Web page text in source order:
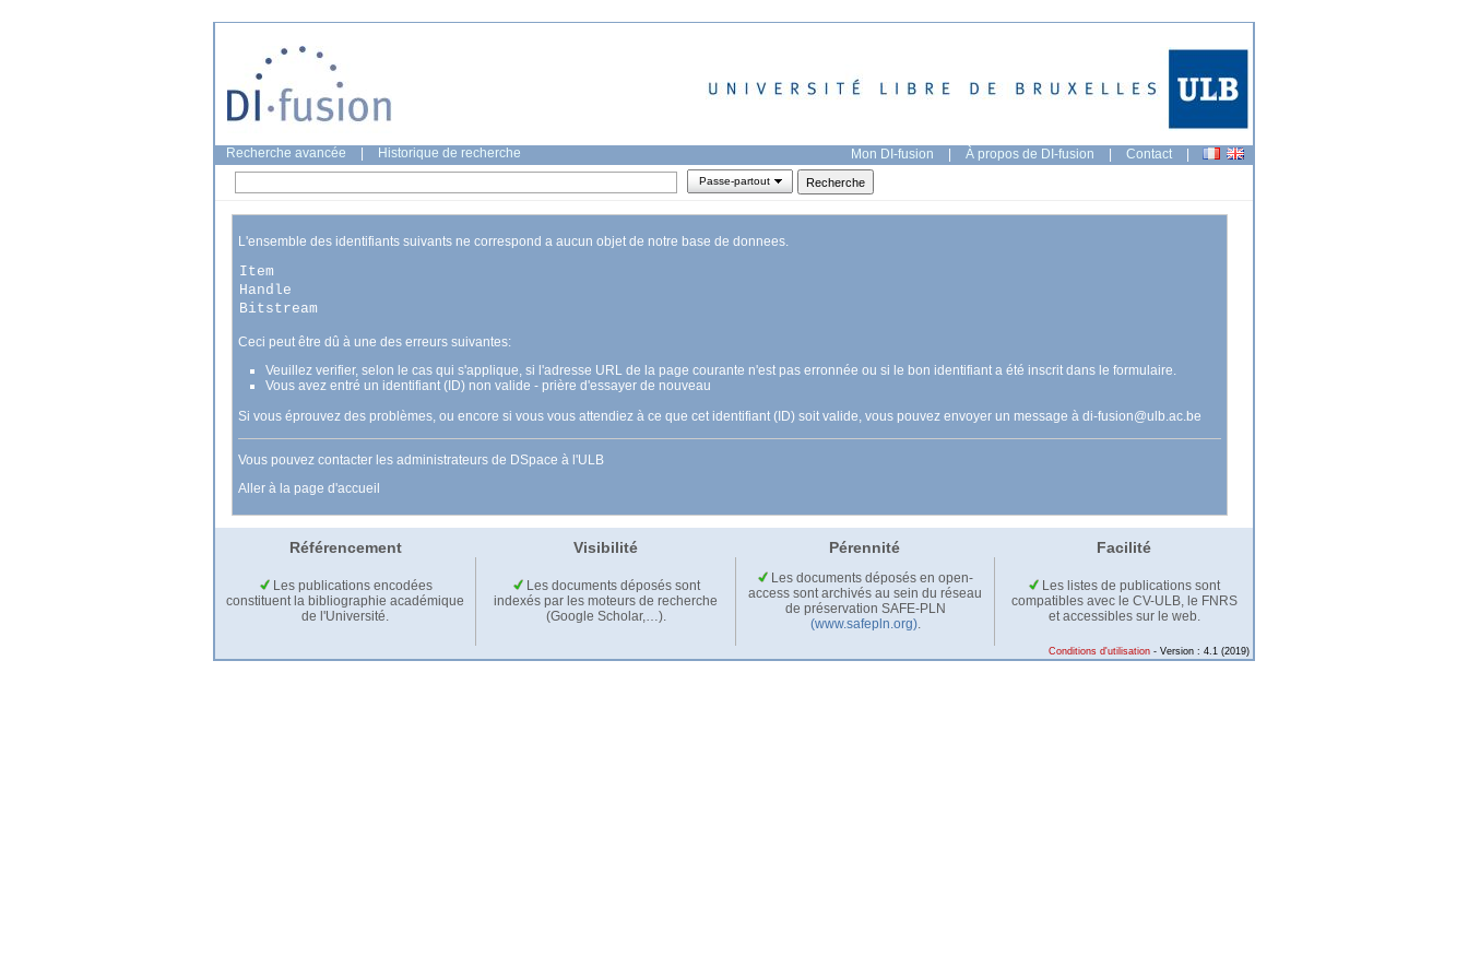
Recherche avancée Historique de recherche Mon DI-fusion | À propos de DI-fusion | Contact |
Passe-partout
L'ensemble des identifiants suivants ne correspond a aucun objet de notre base de donnees.
Item
Handle
Bitstream
Ceci peut être dû à une des erreurs suivantes:
Veuillez verifier, selon le cas qui s'applique, si l'adresse URL de la page courante n'est pas erronnée ou si le bon identifiant a été inscrit dans le formulaire.
Vous avez entré un identifiant (ID) non valide - prière d'essayer de nouveau
Si vous éprouvez des problèmes, ou encore si vous vous attendiez à ce que cet identifiant (ID) soit valide, vous pouvez envoyer un message à di-fusion@ulb.ac.be
Vous pouvez contacter les administrateurs de DSpace à l'ULB
Aller à la page d'accueil
Référencement Visibilité Pérennité Facilité
Les publications encodées
constituent la bibliographie académique
de l'Université.
Les documents déposés sont
indexés par les moteurs de recherche
(Google Scholar,…).
Les documents déposés en open-
access sont archivés au sein du réseau
de préservation SAFE-PLN
(www.safepln.org).
Les listes de publications sont
compatibles avec le CV-ULB, le FNRS
et accessibles sur le web.
Conditions d'utilisation - Version : 4.1 (2019)